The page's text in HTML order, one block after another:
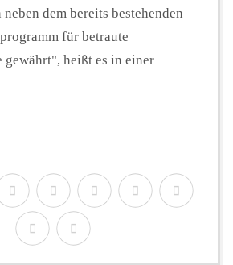
dem bereits bestehenden
für betraute
gewährt", heißt es in einer